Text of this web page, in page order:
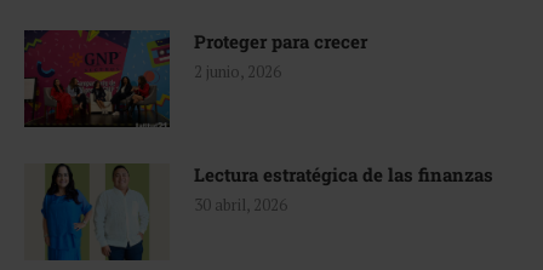
Proteger para crecer
2 junio, 2026
Lectura estratégica de las finanzas
30 abril, 2026